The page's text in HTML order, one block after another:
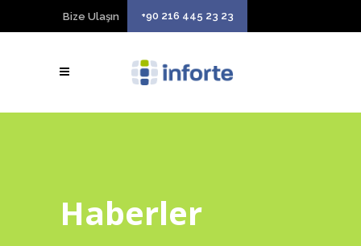
Bize Ulaşın +90 216 445 23 23
Haberler